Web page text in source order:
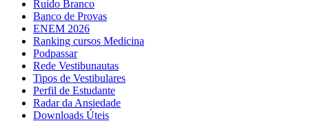
Ruído Branco
Banco de Provas
ENEM 2026
Ranking cursos Medicina
Podpassar
Rede Vestibunautas
Tipos de Vestibulares
Perfil de Estudante
Radar da Ansiedade
Downloads Úteis